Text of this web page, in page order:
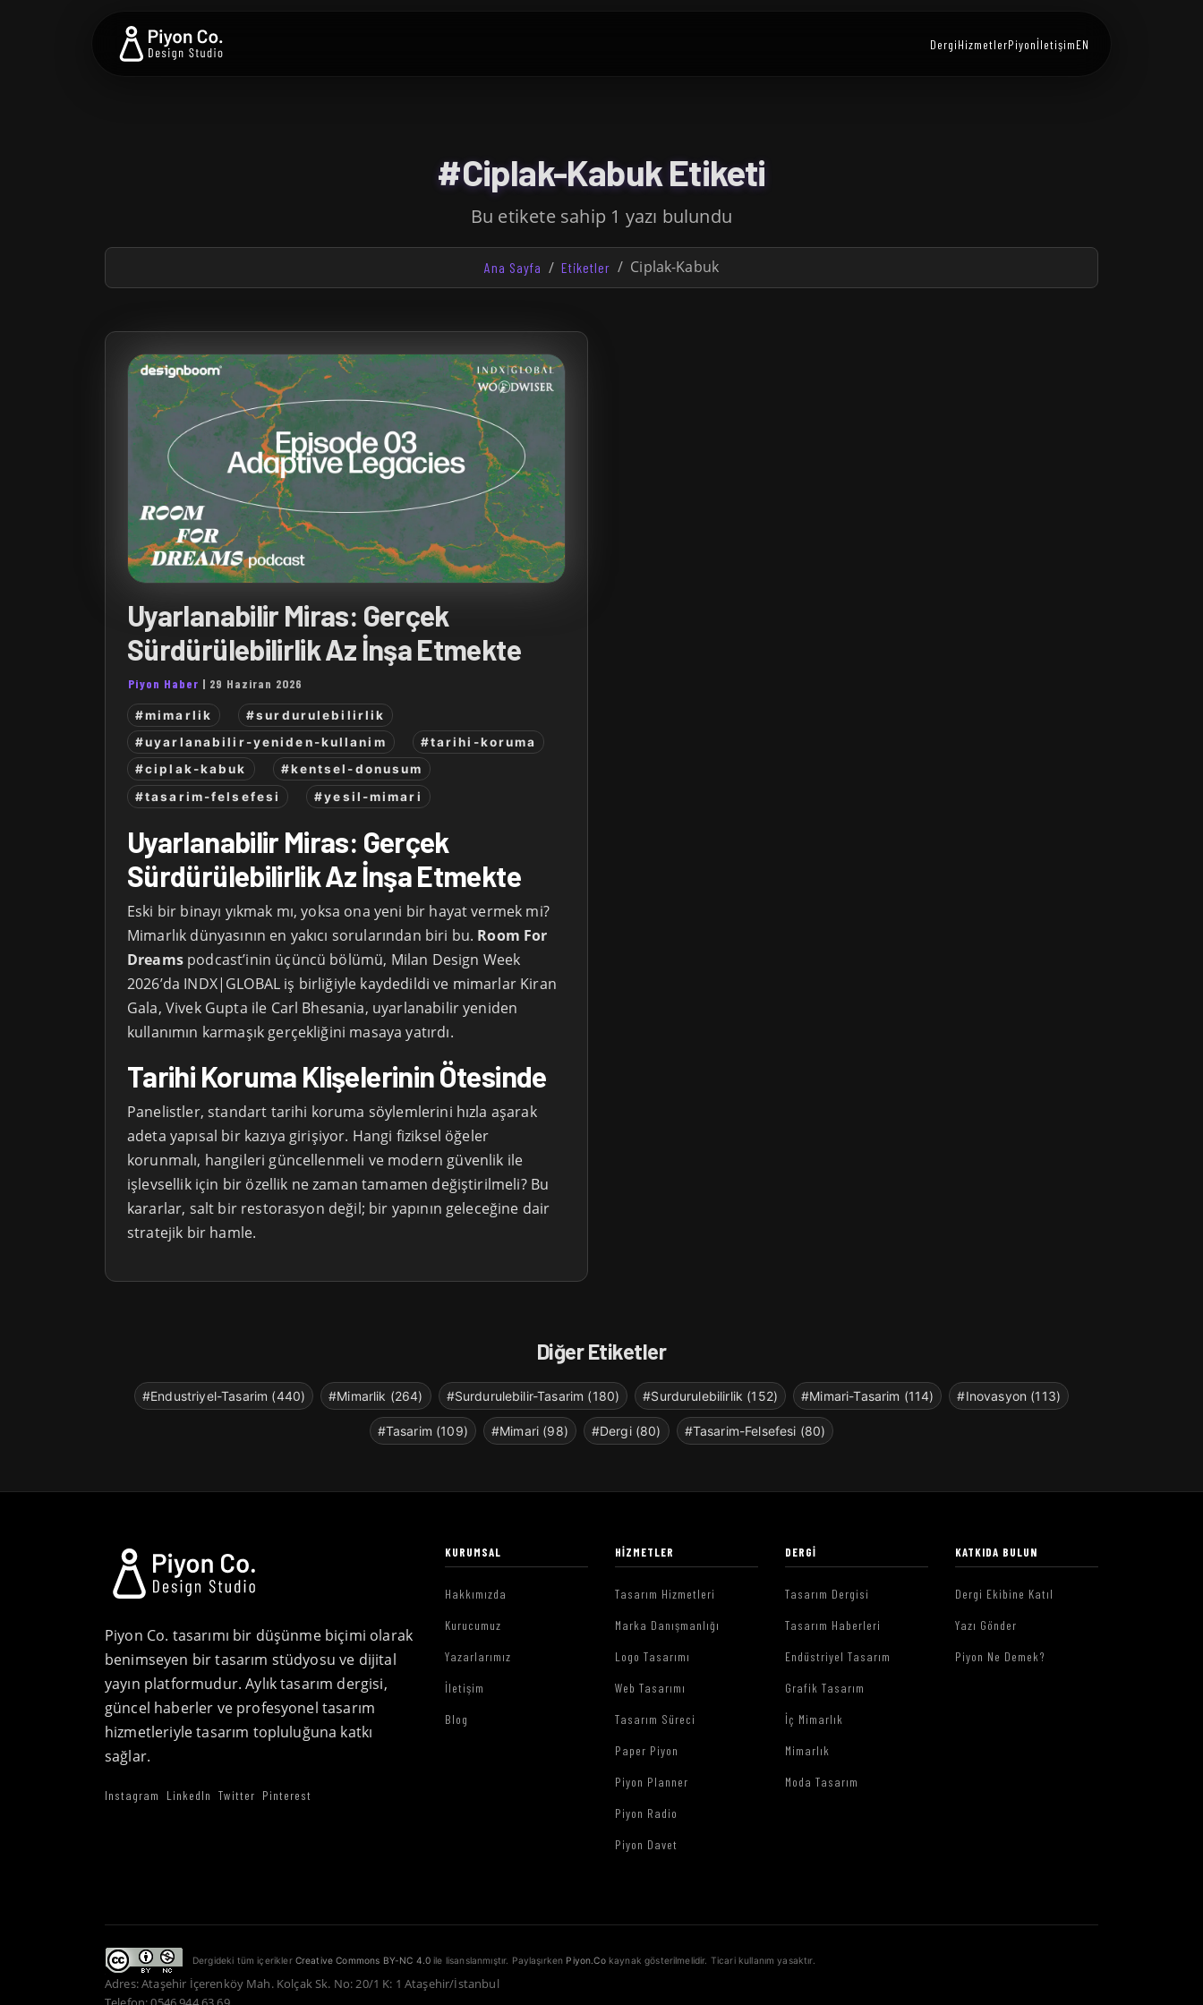
DergiHizmetlerPiyonİletişimEN
#Ciplak-Kabuk Etiketi
Bu etikete sahip 1 yazı bulundu
Ana Sayfa Etiketler Ciplak-Kabuk
Uyarlanabilir Miras: Gerçek
Sürdürülebilirlik Az İnşa Etmekte
Piyon Haber | 29 Haziran 2026
#mimarlik
#surdurulebilirlik
#uyarlanabilir-yeniden-kullanim
#tarihi-koruma
#ciplak-kabuk
#kentsel-donusum
#tasarim-felsefesi
#yesil-mimari
Uyarlanabilir Miras: Gerçek
Sürdürülebilirlik Az İnşa Etmekte
Eski bir binayı yıkmak mı, yoksa ona yeni bir hayat vermek mi?
Mimarlık dünyasının en yakıcı sorularından biri bu. Room For
Dreamspodcast’inin üçüncü bölümü, Milan Design Week
2026’da INDX|GLOBAL iş birliğiyle kaydedildi ve mimarlar Kiran
Gala, Vivek Gupta ile Carl Bhesania, uyarlanabilir yeniden
kullanımın karmaşık gerçekliğini masaya yatırdı.
Tarihi Koruma Klişelerinin Ötesinde
Panelistler, standart tarihi koruma söylemlerini hızla aşarak
adeta yapısal bir kazıya girişiyor. Hangi fiziksel öğeler
korunmalı, hangileri güncellenmeli ve modern güvenlik ile
işlevsellik için bir özellik ne zaman tamamen değiştirilmeli? Bu
kararlar, salt bir restorasyon değil; bir yapının geleceğine dair
stratejik bir hamle.
Diğer Etiketler
#Endustriyel-Tasarim (440) #Mimarlik (264) #Surdurulebilir-Tasarim (180) #Surdurulebilirlik (152) #Mimari-Tasarim (114) #Inovasyon (113)
#Tasarim (109) #Mimari (98) #Dergi (80) #Tasarim-Felsefesi (80)
Piyon Co. tasarımı bir düşünme biçimi olarak
benimseyen bir tasarım stüdyosu ve dijital
yayın platformudur. Aylık tasarım dergisi,
güncel haberler ve profesyonel tasarım
hizmetleriyle tasarım topluluğuna katkı
sağlar.
Instagram LinkedIn Twitter Pinterest
KURUMSAL
Hakkımızda
Kurucumuz
Yazarlarımız
İletişim
Blog
HIZMETLER
Tasarım Hizmetleri
Marka Danışmanlığı
Logo Tasarımı
Web Tasarımı
Tasarım Süreci
Paper Piyon
Piyon Planner
Piyon Radio
Piyon Davet
DERGI
Tasarım Dergisi
Tasarım Haberleri
Endüstriyel Tasarım
Grafik Tasarım
İç Mimarlık
Mimarlık
Moda Tasarım
KATKIDA BULUN
Dergi Ekibine Katıl
Yazı Gönder
Piyon Ne Demek?
Dergideki tüm içerikler Creative Commons BY-NC 4.0 ile lisanslanmıştır. Paylaşırken Piyon.Cokaynak gösterilmelidir. Ticari kullanım yasaktır.
Adres: Ataşehir İçerenköy Mah. Kolçak Sk. No: 20/1 K: 1 Ataşehir/İstanbul